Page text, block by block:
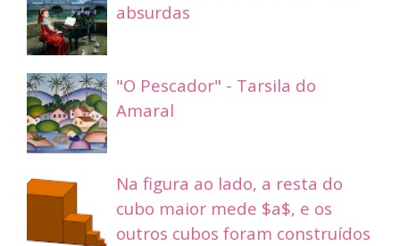
absurdas
"O Pescador" - Tarsila do
Amaral
Na figura ao lado, a resta do
cubo maior mede $a$, e os
outros cubos foram construídos